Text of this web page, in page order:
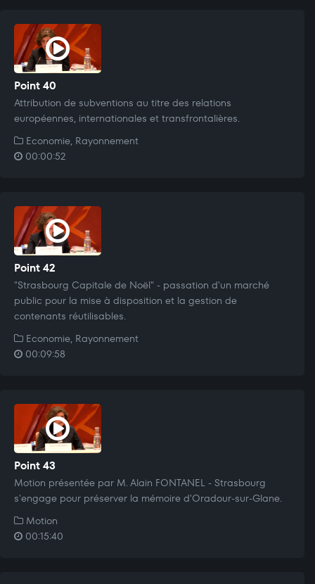
Point 40
Attribution de subventions au titre des relations
européennes, internationales et transfrontalières.
Economie, Rayonnement
00:00:52
Point 42
"Strasbourg Capitale de Noël" - passation d'un marché
public pour la mise à disposition et la gestion de
contenants réutilisables.
Economie, Rayonnement
00:09:58
Point 43
Motion présentée par M. Alain FONTANEL - Strasbourg
s'engage pour préserver la mémoire d'Oradour-sur-Glane.
Motion
00:15:40